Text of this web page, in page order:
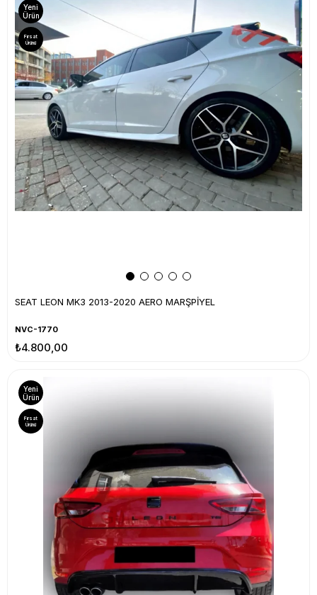
SEAT LEON MK3 2013-2020 AERO MARŞPİYEL
NVC-1770
₺4.800,00
Yeni
Ürün
Fırsat
Ürünü
Yeni
Ürün
Fırsat
Ürünü